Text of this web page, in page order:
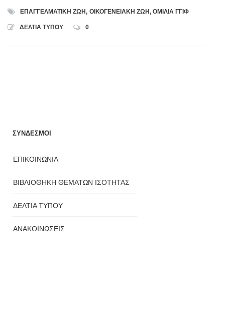
ΕΠΑΓΓΕΛΜΑΤΙΚΗ ΖΩΗ, ΟΙΚΟΓΕΝΕΙΑΚΗ ΖΩΗ, ΟΜΙΛΙΑ ΓΓΙΦ
ΔΕΛΤΙΑ ΤΥΠΟΥ 0
ΣΥΝΔΕΣΜΟΙ
ΕΠΙΚΟΙΝΩΝΙΑ
ΒΙΒΛΙΟΘΗΚΗ ΘΕΜΑΤΩΝ ΙΣΟΤΗΤΑΣ
ΔΕΛΤΙΑ ΤΥΠΟΥ
ΑΝΑΚΟΙΝΩΣΕΙΣ